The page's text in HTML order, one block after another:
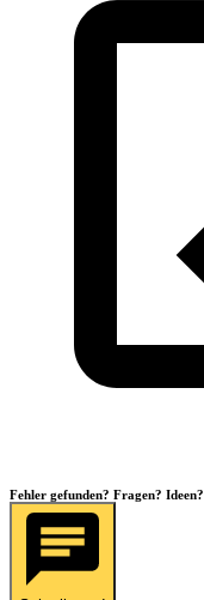
Fehler gefunden? Fragen? Ideen?